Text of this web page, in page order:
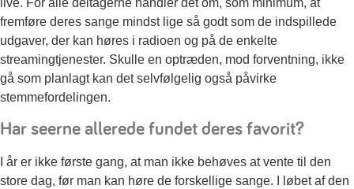
live. For alle deltagerne handler det om, som minimum, at
fremføre deres sange mindst lige så godt som de indspillede
udgaver, der kan høres i radioen og på de enkelte
streamingtjenester. Skulle en optræden, mod forventning, ikke
gå som planlagt kan det selvfølgelig også påvirke
stemmefordelingen.
Har seerne allerede fundet deres favorit?
I år er ikke første gang, at man ikke behøves at vente til den
store dag, før man kan høre de forskellige sange. I løbet af den